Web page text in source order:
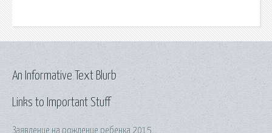
Links to Important Stuff
Заявление на рождение ребенка 2015
An Informative Text Blurb